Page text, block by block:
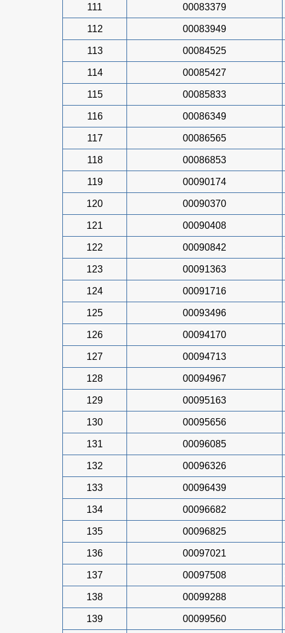
111 00083379
112 00083949
113 00084525
114 00085427
115 00085833
116 00086349
117 00086565
118 00086853
119 00090174
120 00090370
121 00090408
122 00090842
123 00091363
124 00091716
125 00093496
126 00094170
127 00094713
128 00094967
129 00095163
130 00095656
131 00096085
132 00096326
133 00096439
134 00096682
135 00096825
136 00097021
137 00097508
138 00099288
139 00099560